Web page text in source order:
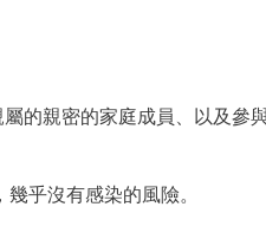
的親密的家庭成員、以及參
乎沒有感染的風險。